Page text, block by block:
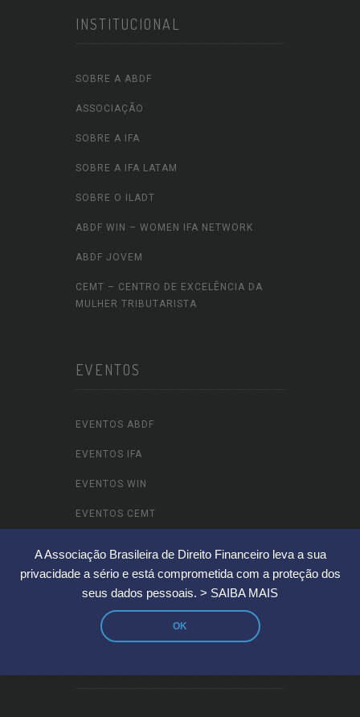
A Associação Brasileira de Direito Financeiro leva a sua
privacidade a sério e está comprometida com a proteção dos
seus dados pessoais. > SAIBA MAIS
OK
INSTITUCIONAL
SOBRE A ABDF
ASSOCIAÇÃO
SOBRE A IFA
SOBRE A IFA LATAM
SOBRE O ILADT
ABDF WIN – WOMEN IFA NETWORK
ABDF JOVEM
CEMT – CENTRO DE EXCELÊNCIA DA
MULHER TRIBUTARISTA
EVENTOS
EVENTOS ABDF
EVENTOS IFA
EVENTOS WIN
EVENTOS CEMT
EVENTOS ABDF JOVEM / YIN BRASIL